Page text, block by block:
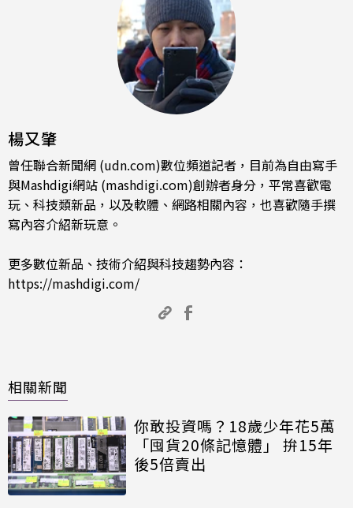
楊又肇
曾任聯合新聞網 (udn.com)數位頻道記者，目前為自由寫手
與Mashdigi網站 (mashdigi.com)創辦者身分，平常喜歡電
玩、科技類新品，以及軟體、網路相關內容，也喜歡隨手撰
寫內容介紹新玩意。
更多數位新品、技術介紹與科技趨勢內容：
https://mashdigi.com/
相關新聞
你敢投資嗎？18歲少年花5萬
「囤貨20條記憶體」 拚15年
後5倍賣出